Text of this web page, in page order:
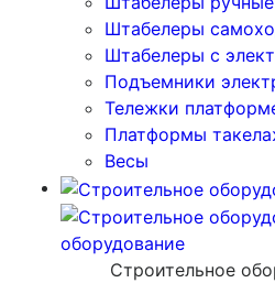
Штабелеры
Штабелеры с
Подъемники
Тележки
Платформы
Весы
оборудование
Строительное